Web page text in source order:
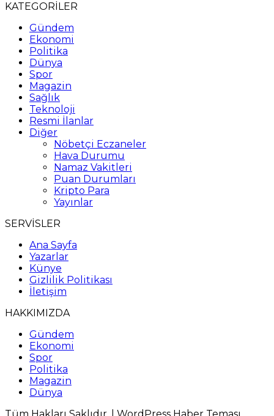
KATEGORİLER
Gündem
Ekonomi
Politika
Dünya
Spor
Magazin
Sağlık
Teknoloji
Resmi İlanlar
Diğer
Nöbetçi Eczaneler
Hava Durumu
Namaz Vakitleri
Puan Durumları
Kripto Para
Yayınlar
SERVİSLER
Ana Sayfa
Yazarlar
Künye
Gizlilik Politikası
İletişim
HAKKIMIZDA
Gündem
Ekonomi
Spor
Politika
Magazin
Dünya